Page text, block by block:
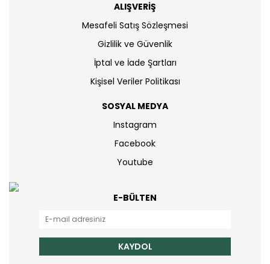
ALIŞVERİŞ
Mesafeli Satış Sözleşmesi
Gizlilik ve Güvenlik
İptal ve İade Şartları
Kişisel Veriler Politikası
SOSYAL MEDYA
Instagram
Facebook
Youtube
E-BÜLTEN
KAYDOL